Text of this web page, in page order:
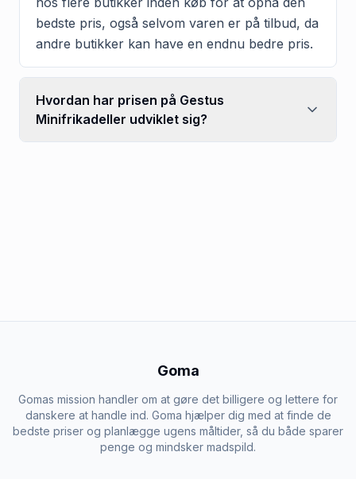
bedste pris, også selvom varen er på tilbud, da
andre butikker kan have en endnu bedre pris.
Hvordan har prisen på Gestus
Minifrikadeller udviklet sig?
Goma
Gomas mission handler om at gøre det billigere og lettere for
danskere at handle ind. Goma hjælper dig med at finde de
bedste priser og planlægge ugens måltider, så du både sparer
penge og mindsker madspild.